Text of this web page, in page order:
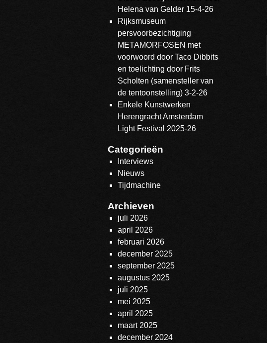
Helena van Gelder 15-4-26
Rijksmuseum
persvoorbezichtiging
METAMORFOSEN met
voorwoord door Taco Dibbits
en toelichting door Frits
Scholten (samensteller van
de tentoonstelling) 3-2-26
Enkele Kunstwerken
Herengracht Amsterdam
Light Festival 2025-26
Categorieën
Interviews
Nieuws
Tijdmachine
Archieven
juli 2026
april 2026
februari 2026
december 2025
september 2025
augustus 2025
juli 2025
mei 2025
april 2025
maart 2025
december 2024